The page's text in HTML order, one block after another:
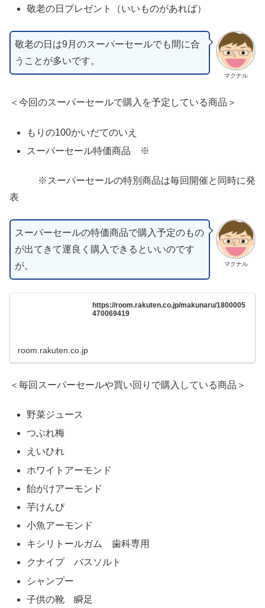
敬老の日プレゼント（いいものがあれば）
マクナル
敬老の日は9月のスーパーセールでも間に合
うことが多いです。
＜今回のスーパーセールで購入を予定している商品＞
もりの100かいだてのいえ
スーパーセール特価商品 ※
※スーパーセールの特別商品は毎回開催と同時に発
表
マクナル
スーパーセールの特価商品で購入予定のもの
が出てきて運良く購入できるといいのです
が。
https://room.rakuten.co.jp/makunaru/1800005
470069419
room.rakuten.co.jp
＜毎回スーパーセールや買い回りで購入している商品＞
野菜ジュース
つぶれ梅
えいひれ
ホワイトアーモンド
飴がけアーモンド
芋けんぴ
小魚アーモンド
キシリトールガム 歯科専用
クナイプ バスソルト
シャンプー
子供の靴 瞬足